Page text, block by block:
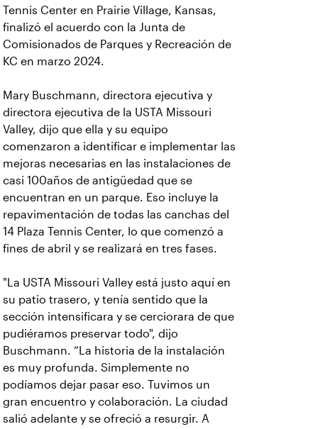
Tennis Center en Prairie Village, Kansas,
finalizó el acuerdo con la Junta de
Comisionados de Parques y Recreación de
KC en marzo 2024.
Mary Buschmann, directora ejecutiva y
directora ejecutiva de la USTA Missouri
Valley, dijo que ella y su equipo
comenzaron a identificar e implementar las
mejoras necesarias en las instalaciones de
casi 100años de antigüedad que se
encuentran en un parque. Eso incluye la
repavimentación de todas las canchas del
14 Plaza Tennis Center, lo que comenzó a
fines de abril y se realizará en tres fases.
"La USTA Missouri Valley está justo aquí en
su patio trasero, y tenía sentido que la
sección intensificara y se cerciorara de que
pudiéramos preservar todo", dijo
Buschmann. “La historia de la instalación
es muy profunda. Simplemente no
podíamos dejar pasar eso. Tuvimos un
gran encuentro y colaboración. La ciudad
salió adelante y se ofreció a resurgir. A